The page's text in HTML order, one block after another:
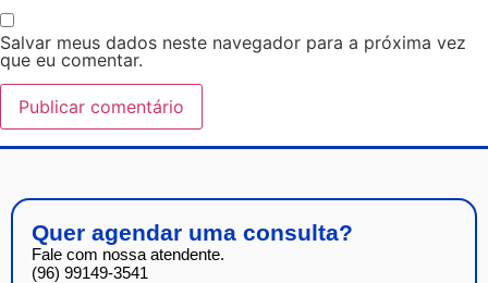
Salvar meus dados neste navegador para a próxima vez
que eu comentar.
Quer agendar uma consulta?
Fale com nossa atendente.
(96) 99149-3541